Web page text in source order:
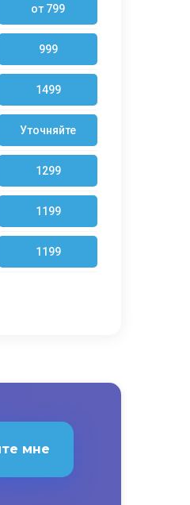
от 799
999
1499
Уточняйте
1299
1199
1199
мне